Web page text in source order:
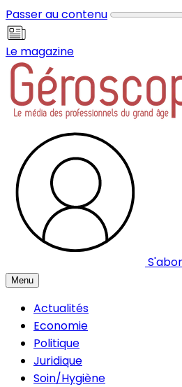
Passer au contenu
Le magazine
Menu
Actualités
Economie
Politique
Juridique
Soin/Hygiène
Panneau de gestion des cookies